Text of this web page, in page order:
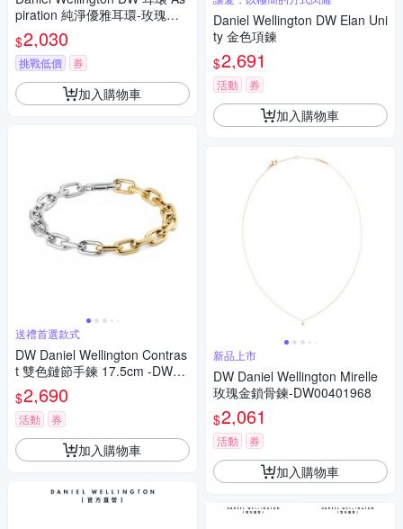
piration 純淨優雅耳環-玫瑰金x
白 DW00400152
$2,030
挑戰低價 券
加入購物車
送禮首選款式
DW Daniel Wellington Contras
t 雙色鏈節手鍊 17.5cm -DW00
401971
$2,690
活動 券
加入購物車
Daniel Wellington DW Elan Uni
ty 金色項鍊
$2,691
活動 券
加入購物車
新品上市
DW Daniel Wellington Mirelle
玫瑰金鎖骨鍊-DW00401968
$2,061
活動 券
加入購物車